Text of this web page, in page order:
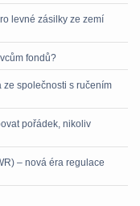
levné zásilky ze zemí
fondů?
ze společnosti s ručením
pořádek, nikoliv
– nová éra regulace